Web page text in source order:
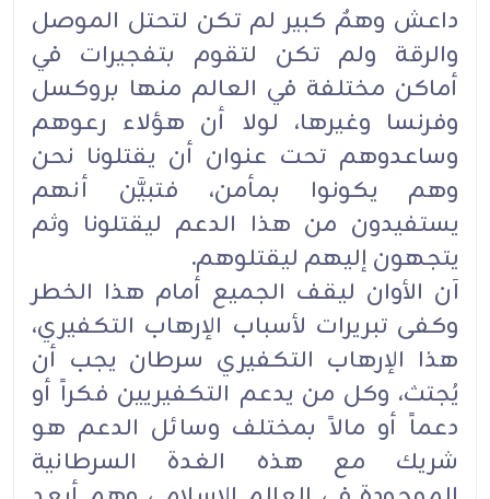
داعش وهمٌ كبير لم تكن لتحتل الموصل
والرقة ولم تكن لتقوم بتفجيرات في
أماكن مختلفة في العالم منها بروكسل
وفرنسا وغيرها، لولا أن هؤلاء رعوهم
وساعدوهم تحت عنوان أن يقتلونا نحن
وهم يكونوا بمأمن، فتبيَّن أنهم
يستفيدون من هذا الدعم ليقتلونا وثم
يتجهون إليهم ليقتلوهم.
آن الأوان ليقف الجميع أمام هذا الخطر
وكفى تبريرات لأسباب الإرهاب التكفيري،
هذا الإرهاب التكفيري سرطان يجب أن
يُجتث، وكل من يدعم التكفيريين فكراً أو
دعماً أو مالاً بمختلف وسائل الدعم هو
شريك مع هذه الغدة السرطانية